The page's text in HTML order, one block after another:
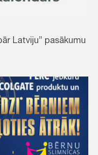
Latviju” pasākumu